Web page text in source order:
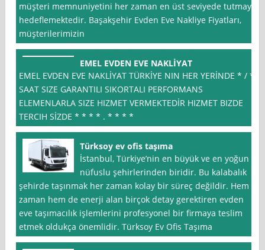
müşteri memnuniyetini her zaman en üst seviyede tutmayı
hedeflemektedir. Başakşehir Evden Eve Nakliye Fiyatları,
müşterilerimizin
EMEL EVDEN EVE NAKLİYAT
EMEL EVDEN EVE NAKLİYAT TÜRKİYE NIN HER YERİNDE * / *
SAAT SIZE GARANTILI SIKORTALI PERFORMANS
ELEMENLARLA SIZE HIZMET VERMEKTEDİR HIZMET BIZDE
TERCIH SİZDE * * * * . * * * *
Türksoy ev ofis taşıma
İstanbul, Türkiye’nin en büyük ve en yoğun
nüfuslu şehirlerinden biridir. Bu kalabalık
şehirde taşınmak her zaman kolay bir süreç değildir. Hem
zaman hem de enerji alan birçok detay gerektiren evden
eve taşımacılık işlemlerini profesyonel bir firmaya teslim
etmek oldukça önemlidir. Türksoy Ev Ofis Taşıma